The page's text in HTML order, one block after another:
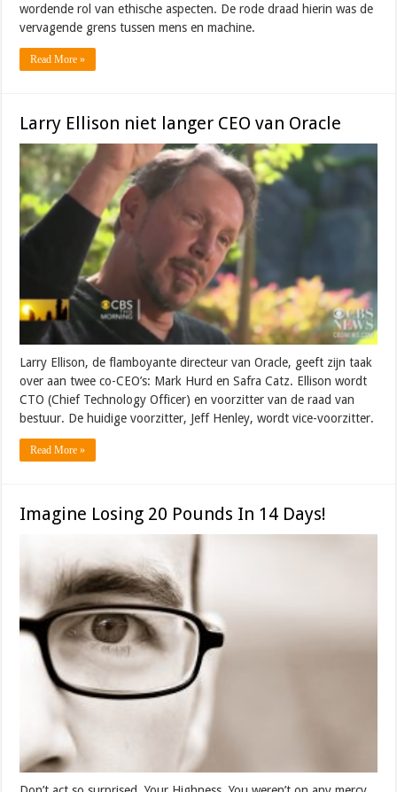
wordende rol van ethische aspecten. De rode draad hierin was de
vervagende grens tussen mens en machine.
Read More »
Larry Ellison niet langer CEO van Oracle
Larry Ellison, de flamboyante directeur van Oracle, geeft zijn taak
over aan twee co-CEO’s: Mark Hurd en Safra Catz. Ellison wordt
CTO (Chief Technology Officer) en voorzitter van de raad van
bestuur. De huidige voorzitter, Jeff Henley, wordt vice-voorzitter.
Read More »
Imagine Losing 20 Pounds In 14 Days!